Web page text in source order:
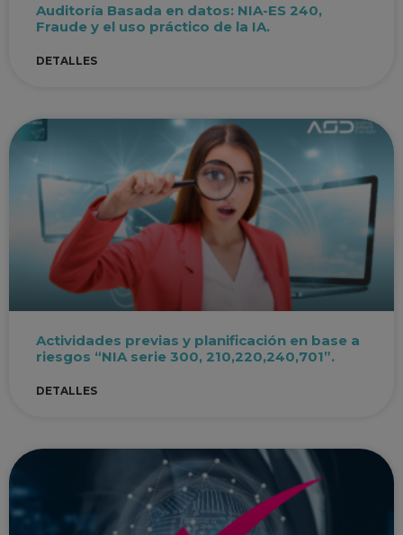
Auditoría Basada en datos: NIA-ES 240,
Fraude y el uso práctico de la IA.
DETALLES
Actividades previas y planificación en base a
riesgos “NIA serie 300, 210,220,240,701”.
DETALLES